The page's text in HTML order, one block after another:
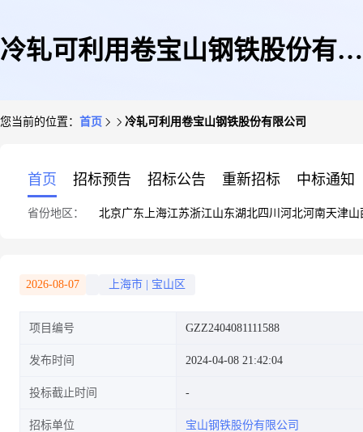
冷轧可利用卷宝山钢铁股份有限
您当前的位置： 首页 冷轧可利用卷宝山钢铁股份有限公司
首页 招标预告 招标公告 重新招标 中标通知
省份地区： 北京广东 上海江苏浙江山东湖北四川 河北河南天津山
2026-08-07 上海市 宝山区
项目编号 GZZ2404081111588
发布时间 2024-04-08 21:42:04
投标截止时间
招标单位 宝山钢铁股份有限公司